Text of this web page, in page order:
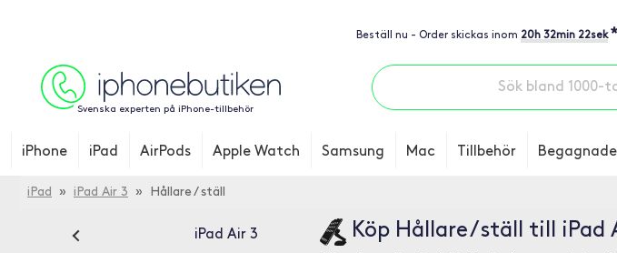
Beställ nu - Order skickas inom 20h 32min 21sek *
Svenska experten på iPhone-tillbehör
iPhone iPad AirPods Apple Watch Samsung Mac Tillbehör
iPad » iPad Air 3 » Hållare / ställ
iPad Air 3 Köp Hållare / ställ till iPad